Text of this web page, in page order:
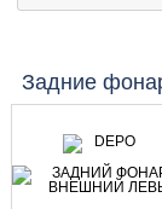
Задние